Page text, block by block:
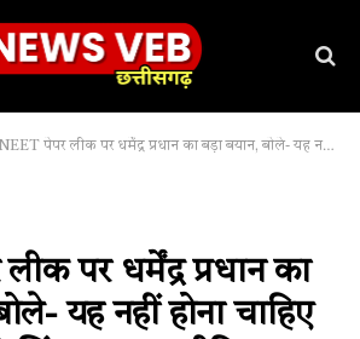
NEET पेपर लीक पर धर्मेंद्र प्रधान का बड़ा बयान, बोले- यह नहीं होना चाहिए था, छात्रों की चिंता का राजनीतिक फायदा उठाया गया
पर धर्मेंद्र प्रधान का
यह नहीं होना चाहिए